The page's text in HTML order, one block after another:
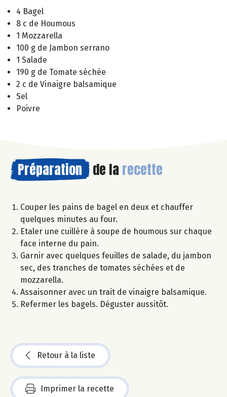
4 Bagel
8 c de Houmous
1 Mozzarella
100 g de Jambon serrano
1 Salade
190 g de Tomate séchée
2 c de Vinaigre balsamique
Sel
Poivre
Préparation de la recette
Couper les pains de bagel en deux et chauffer
quelques minutes au four.
Etaler une cuillère à soupe de houmous sur chaque
face interne du pain.
Garnir avec quelques feuilles de salade, du jambon
sec, des tranches de tomates séchées et de
mozzarella.
Assaisonner avec un trait de vinaigre balsamique.
Refermer les bagels. Déguster aussitôt.
Retour à la liste
Imprimer la recette